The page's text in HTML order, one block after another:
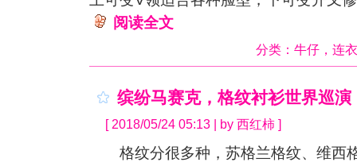
阅读全文
分类： 牛仔 ， 连
缤纷马赛克，格纹衬衫世界巡演
[ 2018/05/24 05:13 | by 西红柿 ]
格纹分很多种，苏格兰格纹、维西